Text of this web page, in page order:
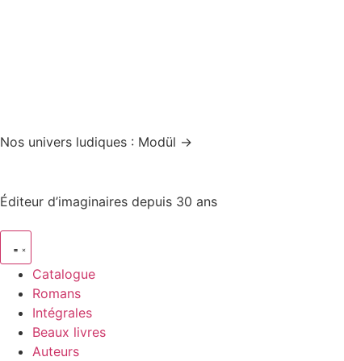
Nos univers ludiques : Modül →
Éditeur d’imaginaires depuis 30 ans
Catalogue
Romans
Intégrales
Beaux livres
Auteurs